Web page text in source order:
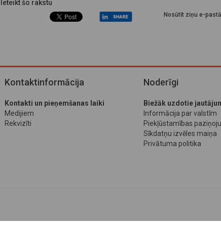
Ieteikt šo rakstu
Nosūtīt ziņu e-pastā
Kontaktinformācija
Kontakti un pieņemšanas laiki
Medijiem
Rekvizīti
Noderīgi
Biežāk uzdotie
Informācija par valstīm
Piekļūstamības
Sīkdatņu izvēles maiņa
Privātuma politika